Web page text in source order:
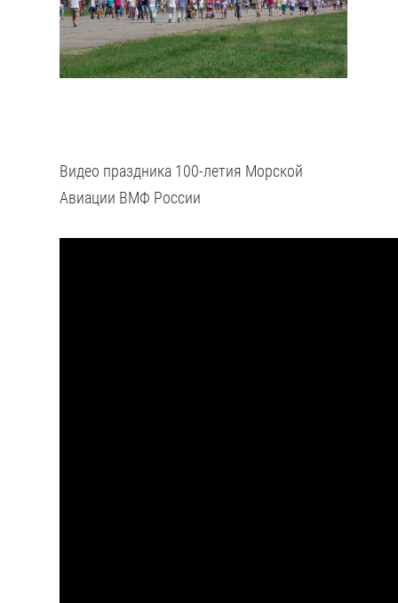
Видео праздника 100-летия Морской
Авиации ВМФ России